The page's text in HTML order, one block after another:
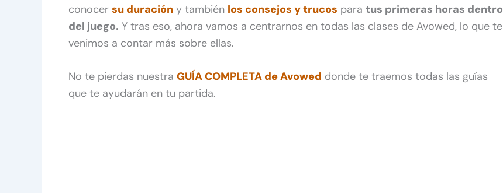
conocer su duración y también los consejos y trucos para tus primeras horas dentro
del juego. Y tras eso, ahora vamos a centrarnos en todas las clases de Avowed, lo que te
venimos a contar más sobre ellas.
No te pierdas nuestra GUÍA COMPLETA de Avowed donde te traemos todas las guías
que te ayudarán en tu partida.